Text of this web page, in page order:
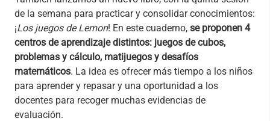
de la semana para practicar y consolidar conocimientos:
¡Los juegos de Lemon! En este cuaderno, se proponen 4
centros de aprendizaje distintos: juegos de cubos,
problemas y cálculo, matijuegos y desafíos
matemáticos. La idea es ofrecer más tiempo a los niños
para aprender y repasar y una oportunidad a los
docentes para recoger muchas evidencias de
evaluación.